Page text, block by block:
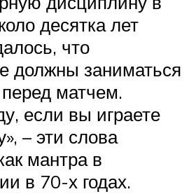
десятка лет
что
должны заниматься
матчем.
если вы играете
– эти слова
мантра в
в 70-х годах.